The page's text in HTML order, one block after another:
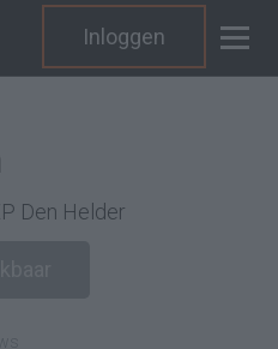
Inloggen
Den Helder